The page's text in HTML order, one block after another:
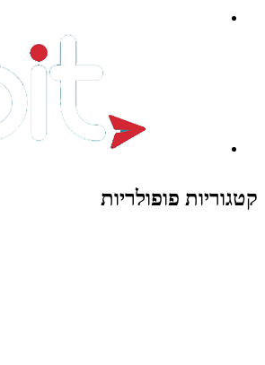
קטגוריות פופולריות